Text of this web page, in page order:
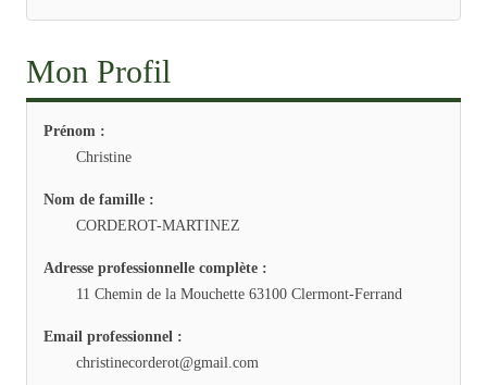
Mon Profil
Prénom :
Christine
Nom de famille :
CORDEROT-MARTINEZ
Adresse professionnelle complète :
11 Chemin de la Mouchette 63100 Clermont-Ferrand
Email professionnel :
christinecorderot@gmail.com